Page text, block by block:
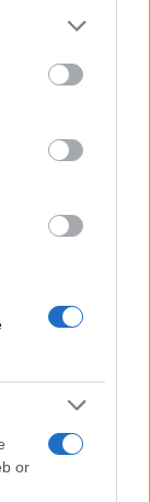
more Google
may click to
tags to
below Google
or
de 1
de
de
de